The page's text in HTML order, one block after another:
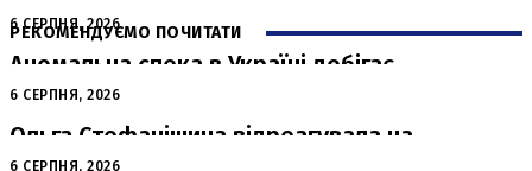
РЕКОМЕНДУЄМО ПОЧИТАТИ
6 СЕРПНЯ, 2026
Аномальна спека в Україні добігає
кінця: очікується похолодання
6 СЕРПНЯ, 2026
Ольга Стефанішина відреагувала на
6 СЕРПНЯ, 2026